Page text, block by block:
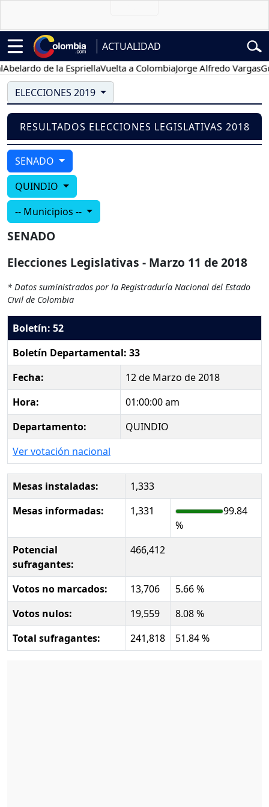
ACTUALIDAD
de la EspriellaVuelta a ColombiaJorge Alfredo Vargas
ELECCIONES 2019
RESULTADOS ELECCIONES LEGISLATIVAS 2018
SENADO
QUINDIO
-- Municipios --
SENADO
Elecciones Legislativas - Marzo 11 de 2018
* Datos suministrados por la Registraduría Nacional del Estado
Civil de Colombia
Boletín: 52
Boletín Departamental: 33
Fecha:
12 de Marzo de 2018
Hora:
01:00:00 am
Departamento:
QUINDIO
Ver votación nacional
Mesas instaladas:
1,333
Mesas informadas:
1,331
99.84
%
Potencial
sufragantes:
466,412
Votos no marcados: 13,706
5.66 %
Votos nulos:
19,559
8.08 %
Total sufragantes:
241,818 51.84 %